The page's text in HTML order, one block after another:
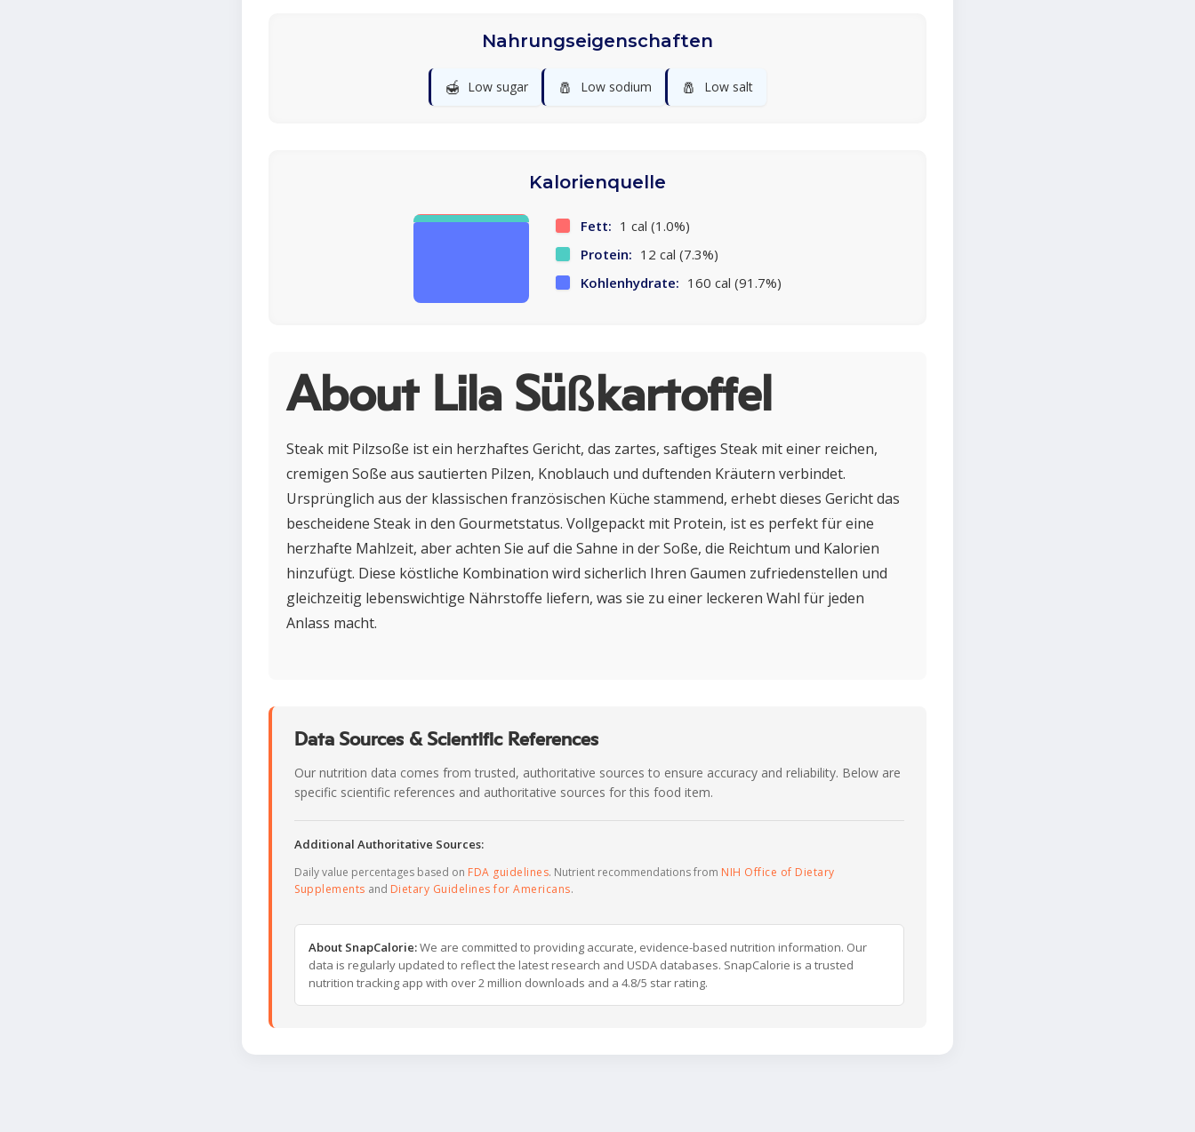
Nahrungseigenschaften
🍯 Low sugar 🧂 Low sodium 🧂 Low salt
Kalorienquelle
Fett: 1 cal (1.0%)
Protein: 12 cal (7.3%)
Kohlenhydrate: 160 cal (91.7%)
About Lila Süßkartoffel
Steak mit Pilzsoße ist ein herzhaftes Gericht, das zartes, saftiges Steak mit einer reichen,
cremigen Soße aus sautierten Pilzen, Knoblauch und duftenden Kräutern verbindet.
Ursprünglich aus der klassischen französischen Küche stammend, erhebt dieses Gericht das
bescheidene Steak in den Gourmetstatus. Vollgepackt mit Protein, ist es perfekt für eine
herzhafte Mahlzeit, aber achten Sie auf die Sahne in der Soße, die Reichtum und Kalorien
hinzufügt. Diese köstliche Kombination wird sicherlich Ihren Gaumen zufriedenstellen und
gleichzeitig lebenswichtige Nährstoffe liefern, was sie zu einer leckeren Wahl für jeden
Anlass macht.
Data Sources & Scientific References
Our nutrition data comes from trusted, authoritative sources to ensure accuracy and reliability. Below are
specific scientific references and authoritative sources for this food item.
Additional Authoritative Sources:
Daily value percentages based on FDA guidelines. Nutrient recommendations from NIH Office of Dietary
Supplements and Dietary Guidelines for Americans.
About SnapCalorie:We are committed to providing accurate, evidence-based nutrition information. Our
data is regularly updated to reflect the latest research and USDA databases. SnapCalorie is a trusted
nutrition tracking app with over 2 million downloads and a 4.8/5 star rating.